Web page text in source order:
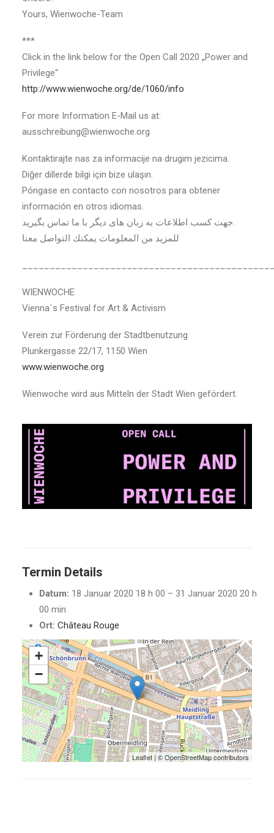
Yours, Wienwoche-Team
***
Click in the link below for the Open Call 2020 „Power and
Privilege“
http://www.wienwoche.org/de/1060/info
For more Information E-Mail us at:
ausschreibung@wienwoche.org
Kontaktirajte nas za informacije na drugim jezicima.
Diğer dillerde bilgi için bize ulaşın.
Póngase en contacto con nosotros para obtener
información en otros idiomas.
جهت کسب اطلاعات به زبان های دیگر با ما تماس بگیرید.
للمزيد من المعلومات يمكنك التواصل معنا
WIENWOCHE
Vienna´s Festival for Art & Activism
Verein zur Förderung der Stadtbenutzung
Plunkergasse 22/17, 1150 Wien
www.wienwoche.org
Wienwoche wird aus Mitteln der Stadt Wien gefördert.
Termin Details
Datum: 18 Januar 2020 18 h 00 – 31 Januar 2020 20 h
00 min
Ort: Château Rouge
+
−
Leaflet | ©OpenStreetMapcontributors